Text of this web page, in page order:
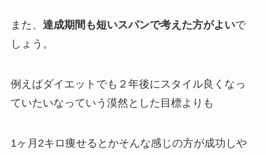
また、 達成期間も短いスパンで考えた方がよいで
しょう。
例えばダイエットでも２年後にスタイル良くなっ
ていたいなっていう漠然とした目標よりも
1ヶ月2キロ痩せるとかそんな感じの方が成功しや